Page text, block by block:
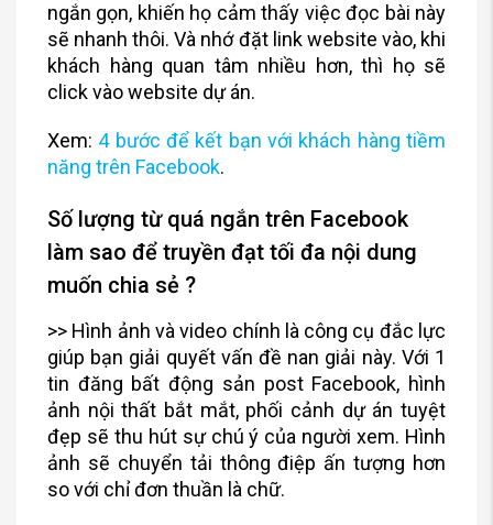
ngắn gọn, khiến họ cảm thấy việc đọc bài này
sẽ nhanh thôi. Và nhớ đặt link website vào, khi
khách hàng quan tâm nhiều hơn, thì họ sẽ
click vào website dự án.
Xem: 4 bước để kết bạn với khách hàng tiềm
năng trên Facebook.
Số lượng từ quá ngắn trên Facebook
làm sao để truyền đạt tối đa nội dung
muốn chia sẻ ?
>> Hình ảnh và video chính là công cụ đắc lực
giúp bạn giải quyết vấn đề nan giải này. Với 1
tin đăng bất động sản post Facebook, hình
ảnh nội thất bắt mắt, phối cảnh dự án tuyệt
đẹp sẽ thu hút sự chú ý của người xem. Hình
ảnh sẽ chuyển tải thông điệp ấn tượng hơn
so với chỉ đơn thuần là chữ.